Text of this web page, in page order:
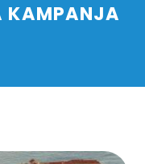
KAMPANJA